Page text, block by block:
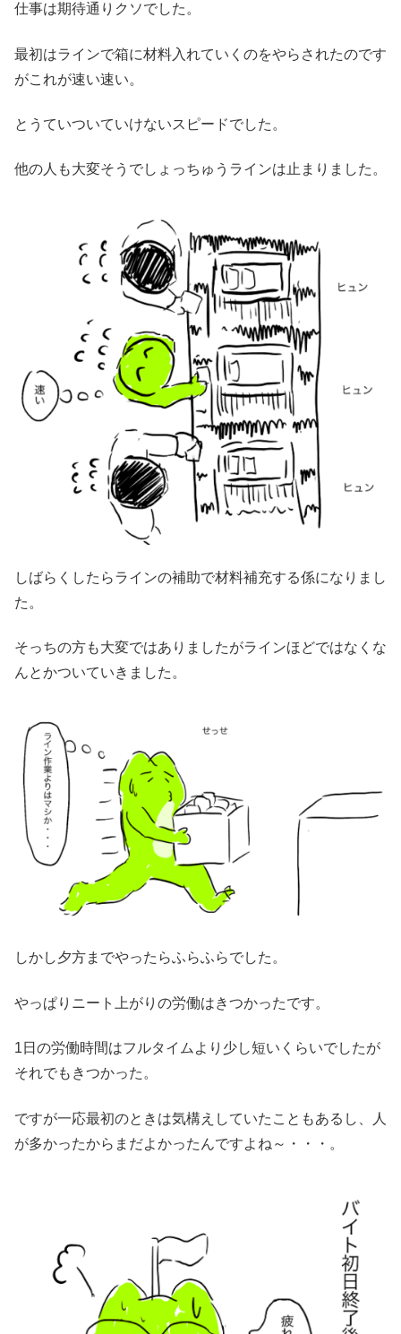
仕事は期待通りクソでした。
最初はラインで箱に材料入れていくのをやらされたのです
がこれが速い速い。
とうていついていけないスピードでした。
他の人も大変そうでしょっちゅうラインは止まりました。
しばらくしたらラインの補助で材料補充する係になりまし
た。
そっちの方も大変ではありましたがラインほどではなくな
んとかついていきました。
しかし夕方までやったらふらふらでした。
やっぱりニート上がりの労働はきつかったです。
1日の労働時間はフルタイムより少し短いくらいでしたが
それでもきつかった。
ですが一応最初のときは気構えしていたこともあるし、人
が多かったからまだよかったんですよね～・・・。